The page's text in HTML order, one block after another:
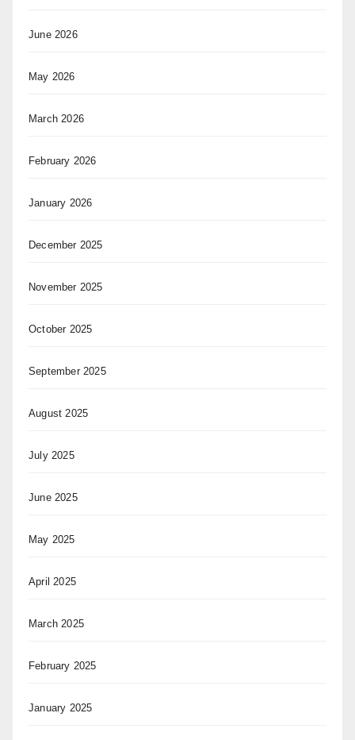
June 2026
May 2026
March 2026
February 2026
January 2026
December 2025
November 2025
October 2025
September 2025
August 2025
July 2025
June 2025
May 2025
April 2025
March 2025
February 2025
January 2025